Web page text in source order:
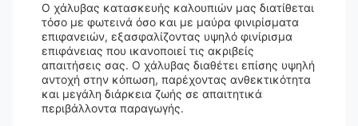
Ο χάλυβας κατασκευής καλουπιών μας διατίθεται
τόσο με φωτεινά όσο και με μαύρα φινιρίσματα
επιφανειών, εξασφαλίζοντας υψηλό φινίρισμα
επιφάνειας που ικανοποιεί τις ακριβείς
απαιτήσεις σας. Ο χάλυβας διαθέτει επίσης υψηλή
αντοχή στην κόπωση, παρέχοντας ανθεκτικότητα
και μεγάλη διάρκεια ζωής σε απαιτητικά
περιβάλλοντα παραγωγής.